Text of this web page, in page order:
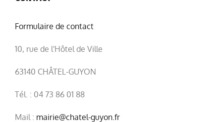
Formulaire de contact
10, rue de l'Hôtel de Ville
63140 CHÂTEL-GUYON
Tél. : 04 73 86 01 88
Mail : mairie@chatel-guyon.fr